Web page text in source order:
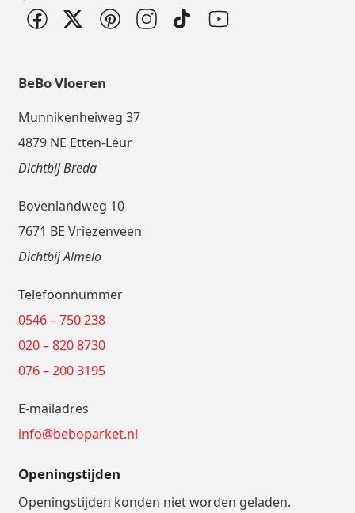
BeBo Vloeren
Munnikenheiweg 37
4879 NE Etten-Leur
Dichtbij Breda
Bovenlandweg 10
7671 BE Vriezenveen
Dichtbij Almelo
Telefoonnummer
0546 – 750 238
020 – 820 8730
076 – 200 3195
E-mailadres
info@beboparket.nl
Openingstijden
Openingstijden konden niet worden geladen.